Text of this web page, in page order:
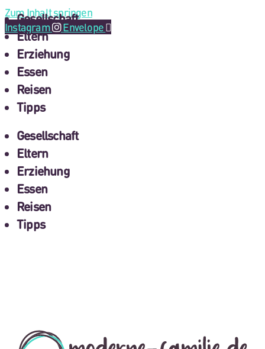
Zum Inhalt springen
Instagram
Envelope
Gesellschaft
Eltern
Erziehung
Essen
Reisen
Tipps
Gesellschaft
Eltern
Erziehung
Essen
Reisen
Tipps